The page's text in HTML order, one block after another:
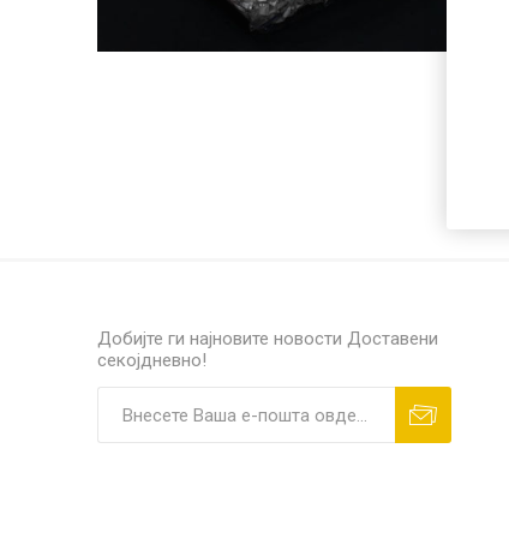
РАЗНО
Добијте ги најновите новости Доставени
секојдневно!